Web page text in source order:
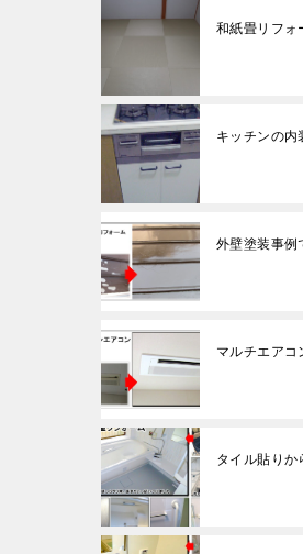
和紙畳リフォ
キッチンの内
外壁塗装事例
マルチエアコ
タイル貼りか